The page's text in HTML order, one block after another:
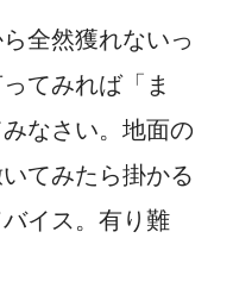
全然獲れないっ
てみれば「ま
なさい。地面の
てみたら掛かる
イス。有り難